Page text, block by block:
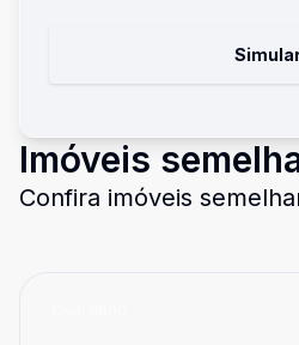
Imóveis
Confira imóveis